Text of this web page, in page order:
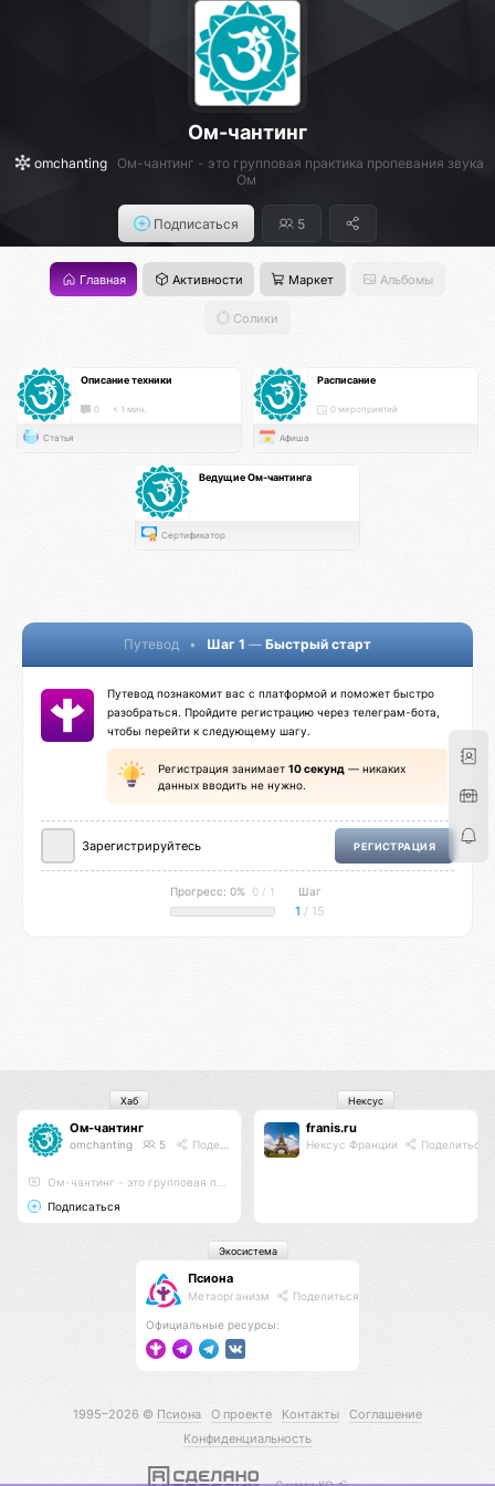
Ом-чантинг
omchanting
Ом-чантинг - это групповая практика пропевания звука
Ом
Подписаться 5
Главная Активности Маркет Альбомы
Солики
Описание техники
0 < 1 мин.
Статья
Расписание
0 мероприятий
Афиша
Ведущие Ом-чантинга
Сертификатор
Путевод • Шаг 1 — Быстрый старт
Путевод познакомит вас с платформой и поможет быстро
разобраться. Пройдите регистрацию через телеграм-бота,
чтобы перейти к следующему шагу.
Регистрация занимает 10 секунд — никаких
данных вводить не нужно.
Зарегистрируйтесь РЕГИСТРАЦИЯ
Прогресс: 0% 0 / 1 Шаг
1 / 15
Ом-чантинг
omchanting 5 Поделиться
Ом-чантинг - это групповая практика пропевания звука Ом
Подписаться
Хаб
franis.ru
Нексус Франции Поделиться
Нексус
Псиона
Метаорганизм Поделиться
Официальные ресурсы:
Экосистема
1995–2026 © Псиона О проекте Контакты
Соглашение
Конфиденциальность